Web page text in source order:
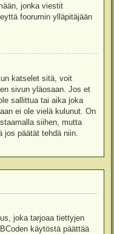
jonka viestit
foorumin ylläpitäjään
katselet sitä, voit
sivun yläosaan. Jos et
sallittua tai aika joka
ei ole vielä kulunut. On
siihen, mutta
jos päätät tehdä niin.
joka tarjoaa tiettyjen
käytöstä päättää